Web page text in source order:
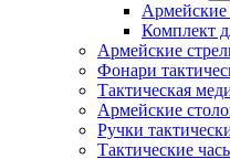
Армейские
Комплект
Армейские
Фонари
Тактическая
Армейские
Ручки
Тактические